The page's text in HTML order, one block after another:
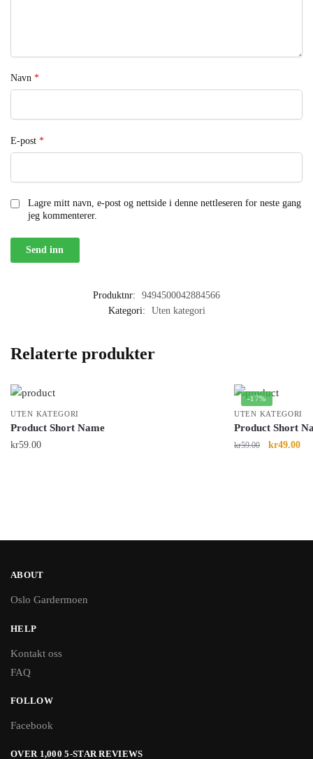
Navn *
E-post *
Lagre mitt navn, e-post og nettside i denne nettleseren for neste gang
jeg kommenterer.
Produktnr:
9494500042884566
Kategori:
Uten kategori
Relaterte produkter
UTEN KATEGORI
Product Short Name
kr59.00
-17%
UTEN KATEGORI
Product Short
kr59.00 kr49.00
ABOUT
Oslo Gardermoen
HELP
Kontakt oss
FAQ
FOLLOW
Facebook
OVER 1,000 5-STAR REVIEWS